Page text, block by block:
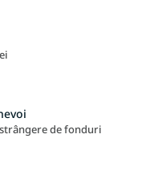
de fonduri